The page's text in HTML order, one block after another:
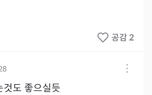
공감 2
것도 좋으실듯